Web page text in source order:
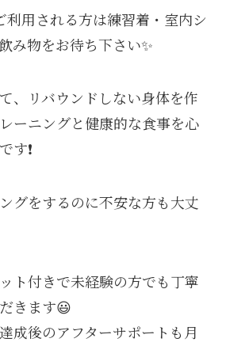
利用される方は練習着・室内シ
み物をお待ち下さい✨
、リバウンドしない身体を作
ーニングと健康的な食事を心
す❗️
グをするのに不安な方も大丈
ト付きで未経験の方でも丁寧
きます😃
成後のアフターサポートも月